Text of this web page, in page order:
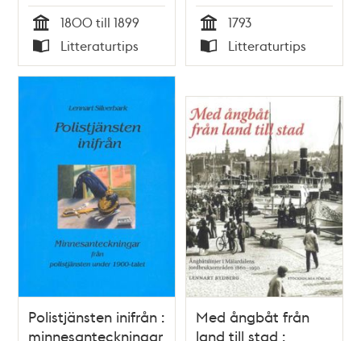
Tid
1800 till 1899
Typ
Litteraturtips Tid
1793
Typ
Litteraturtips
Polistjänsten inifrån :
minnesanteckningar
Med ångbåt från
land till stad :